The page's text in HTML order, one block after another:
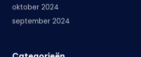
oktober 2024
september 2024